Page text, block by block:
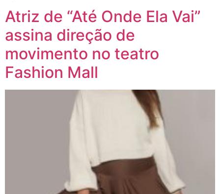
Atriz de “Até Onde Ela Vai”
assina direção de
movimento no teatro
Fashion Mall